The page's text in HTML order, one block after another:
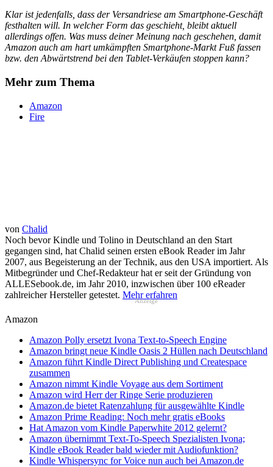
Klar ist jedenfalls, dass der Versandriese am Smartphone-Geschäft
festhalten will. In welcher Form das geschieht, bleibt aktuell
allerdings offen. Was muss deiner Meinung nach geschehen, damit
Amazon auch am hart umkämpften Smartphone-Markt Fuß fassen
bzw. den Abwärtstrend bei den Tablet-Verkäufen stoppen kann?
Mehr zum Thema
Amazon
Fire
von Chalid
Noch bevor Kindle und Tolino in Deutschland an den Start
gegangen sind, hat Chalid seinen ersten eBook Reader im Jahr
2007, aus Begeisterung an der Technik, aus den USA importiert. Als
Mitbegründer und Chef-Redakteur hat er seit der Gründung von
ALLESebook.de, im Jahr 2010, inzwischen über 100 eReader
zahlreicher Hersteller getestet. Mehr erfahren
Anzeige
Amazon
Amazon Polly ersetzt Ivona Text-to-Speech Engine
Amazon bringt neue Kindle Oasis 2 Hüllen nach Deutschland
Amazon führt Kindle Direct Publishing und Createspace
zusammen
Amazon nimmt Kindle Voyage aus dem Sortiment
Amazon wird Herr der Ringe Serie produzieren
Amazon.de bietet Ratenzahlung für ausgewählte Kindle
Amazon Prime Reading: Noch mehr gratis eBooks
Hat Amazon vom Kindle Paperwhite 2012 gelernt?
Amazon übernimmt Text-To-Speech Spezialisten Ivona;
Kindle eBook Reader bald wieder mit Audiofunktion?
Kindle Whispersync for Voice nun auch bei Amazon.de